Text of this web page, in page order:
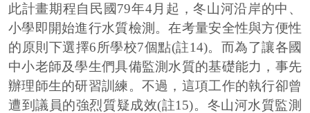
此計畫期程自民國79年4月起，冬山河沿岸的中、
小學即開始進行水質檢測。在考量安全性與方便性
的原則下選擇6所學校7個點(註14)。而為了讓各國
中小老師及學生們具備監測水質的基礎能力，事先
辦理師生的研習訓練。不過，這項工作的執行卻曾
遭到議員的強烈質疑成效(註15)。冬山河水質監測